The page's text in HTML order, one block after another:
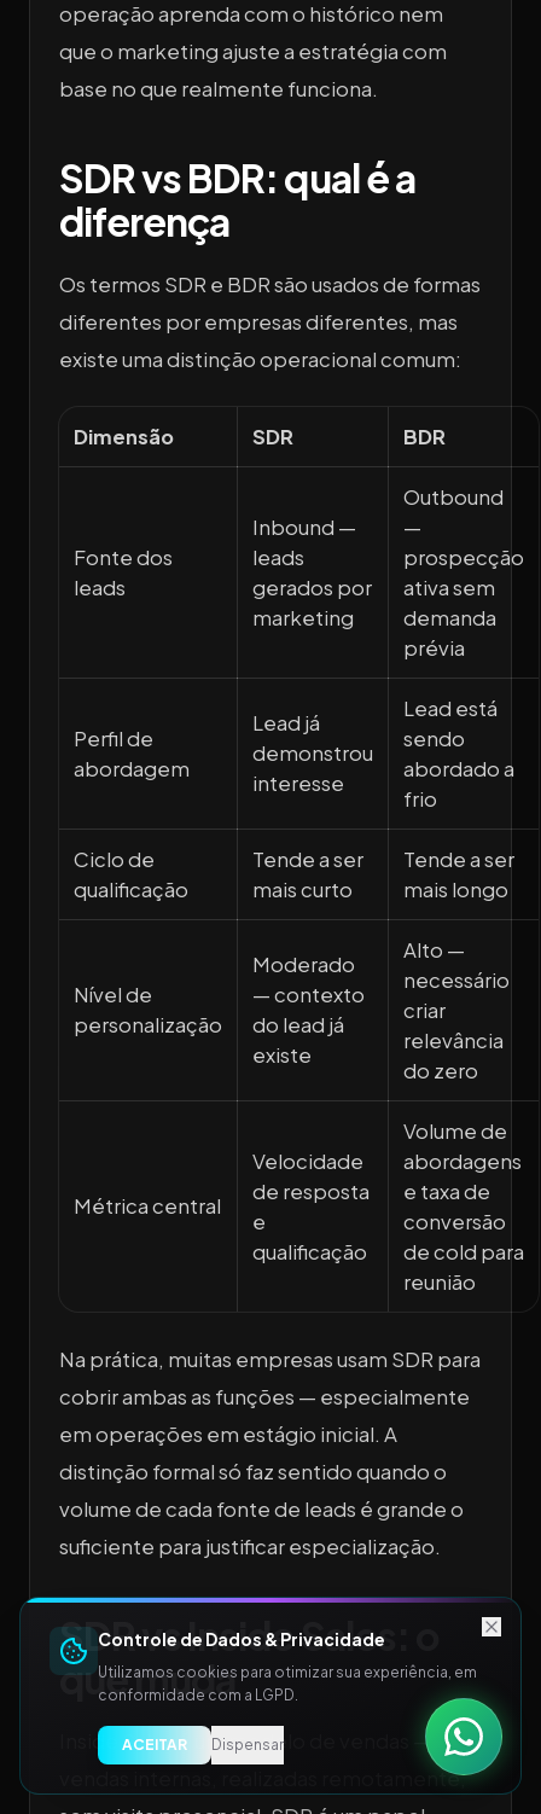
operação aprenda com o histórico nem
que o marketing ajuste a estratégia com
base no que realmente funciona.
SDR vs BDR: qual é a
diferença
Os termos SDR e BDR são usados de formas
diferentes por empresas diferentes, mas
existe uma distinção operacional comum:
Dimensão SDR BDR
Fonte dos
leads
Inbound —
leads
gerados por
marketing
Outbound
—
prospecção
ativa sem
demanda
prévia
Perfil de
abordagem
Lead já
demonstrou
interesse
Lead está
sendo
abordado a
frio
Ciclo de
qualificação
Tende a ser
mais curto
Tende a ser
mais longo
Nível de
personalização
Moderado
— contexto
do lead já
existe
Alto —
necessário
criar
relevância
do zero
Métrica central
Velocidade
de resposta
e
qualificação
Volume de
abordagens
e taxa de
conversão
de cold para
reunião
Na prática, muitas empresas usam SDR para
cobrir ambas as funções — especialmente
em operações em estágio inicial. A
distinção formal só faz sentido quando o
volume de cada fonte de leads é grande o
suficiente para justificar especialização.
SDR vs Inside Sales: o
que muda
Inside Sales é um modelo de vendas —
vendas internas, realizadas remotamente,
Controle de Dados & Privacidade
Utilizamos cookies para otimizar sua experiência, em
conformidade com a LGPD.
ACEITAR Dispensar